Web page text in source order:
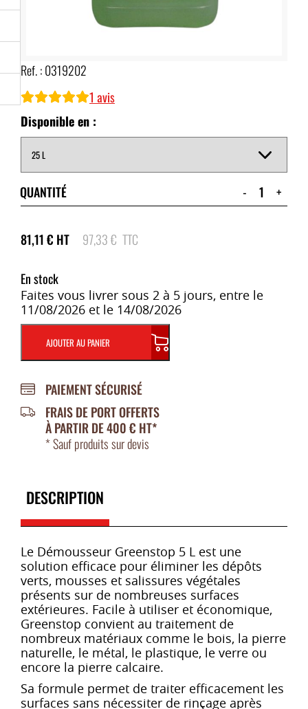
Ref. :0319202
1 avis
Disponible en :
QUANTITÉ - +
81,11€ HT 97,33€ TTC
En stock
Faites vous livrer sous 2 à 5 jours, entre le
11/08/2026 et le 14/08/2026
AJOUTER AU PANIER
PAIEMENT SÉCURISÉ
FRAIS DE PORT OFFERTS
À PARTIR DE 400 € HT*
* Sauf produits sur devis
DESCRIPTION
Le Démousseur Greenstop 5 L est une
solution efficace pour éliminer les dépôts
verts, mousses et salissures végétales
présents sur de nombreuses surfaces
extérieures. Facile à utiliser et économique,
Greenstop convient au traitement de
nombreux matériaux comme le bois, la pierre
naturelle, le métal, le plastique, le verre ou
encore la pierre calcaire.
Sa formule permet de traiter efficacement les
surfaces sans nécessiter de rinçage après